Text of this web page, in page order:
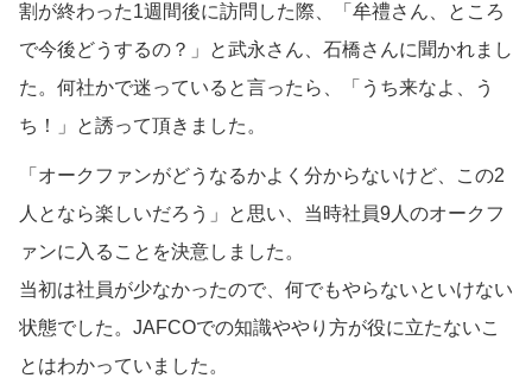
割が終わった1週間後に訪問した際、「牟禮さん、ところ
で今後どうするの？」と武永さん、石橋さんに聞かれまし
た。何社かで迷っていると言ったら、「うち来なよ、う
ち！」と誘って頂きました。
「オークファンがどうなるかよく分からないけど、この2
人となら楽しいだろう」と思い、当時社員9人のオークフ
ァンに入ることを決意しました。
当初は社員が少なかったので、何でもやらないといけない
状態でした。JAFCOでの知識ややり方が役に立たないこ
とはわかっていました。